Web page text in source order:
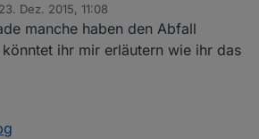
23. Dez. 2015, 11:08
von
manche haben den Abfall
ihr mir erläutern wie ihr das